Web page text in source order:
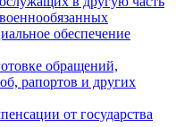
обеспечение
обращений,
рапортов и других
от государства